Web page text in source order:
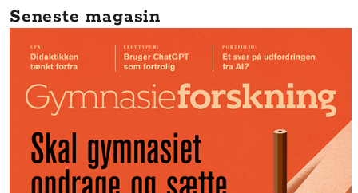
Seneste magasin